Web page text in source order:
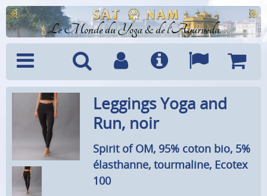
Le Monde du Yoga & de l'Ayurveda
Menu Recherche
CompteInfo LanguesPanier
Leggings Yoga and
Run, noir
Spirit of OM, 95% coton bio, 5%
élasthanne, tourmaline, Ecotex
100